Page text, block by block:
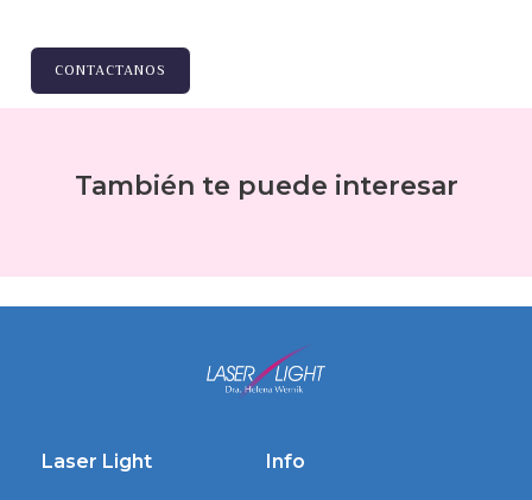
CONTACTANOS
También te puede interesar
Laser Light Info